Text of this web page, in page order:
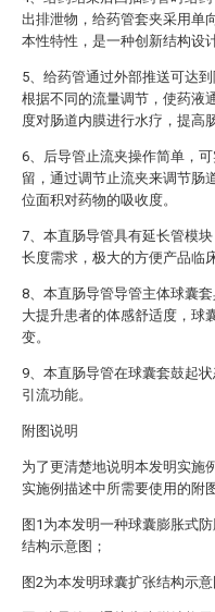
出排泄物，给药管套夹采用单
本性特性，是一种创新结构设
5、给药管通过外部推送可达
根据不同的流量调节，使药液
度对肠道内膜进行水疗，提高
6、后导管止流夹操作简单，
留，通过调节止流夹来调节肠
位面积对药物的吸收度。
7、本直肠导管具有延长管模
长度需求，极大的方便产品临
8、本直肠导管导管主体球囊
大提升患者的体感舒适度，球
变。
9、本直肠导管在球囊套鼓起
引流功能。
附图说明
为了更清楚地说明本发明实施
实施例描述中所需要使用的附
图1为本发明一种球囊膨胀式
结构示意图；
图2为本发明球囊扩张结构示意